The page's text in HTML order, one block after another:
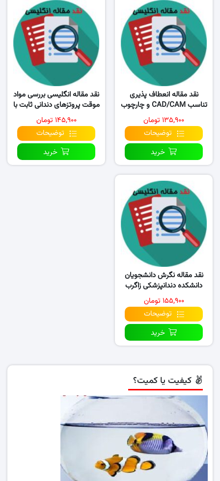
نقد مقاله انعطاف پذیری
تناسب CAD/CAM و چارچوب
های مخلوط کپی و..
۱۳۵,۹۰۰ تومان
توضیحات
خرید
نقد مقاله انگلیسی بررسی مواد
موقت پروتزهای دندانی ثابت با
روش CAD/CAM
۱۴۵,۹۰۰ تومان
توضیحات
خرید
نقد مقاله نگرش دانشجویان
دانشکده دندانپزشکی زاگرب
نسبت به CAD/CAM
۱۵۵,۹۰۰ تومان
توضیحات
خرید
کیفیت یا کمیت؟